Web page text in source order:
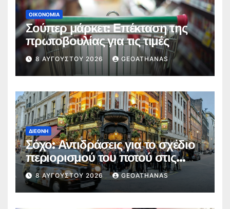
ΟΙΚΟΝΟΜΊΑ
Σούπερ μάρκετ: Επέκταση της
πρωτοβουλίας για τις τιμές
8 ΑΥΓΟΎΣΤΟΥ 2026 GEOATHANAS
ΔΙΕΘΝΉ
Σόχο: Αντιδράσεις για το σχέδιο
περιορισμού του ποτού στις
παμπ
8 ΑΥΓΟΎΣΤΟΥ 2026 GEOATHANAS